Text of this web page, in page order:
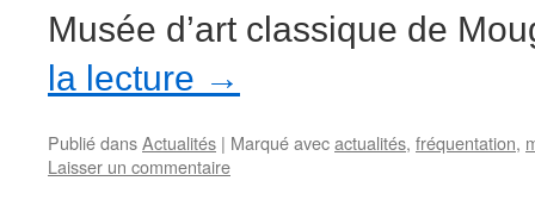
Musée d’art classique de
la lecture →
Publié dansActualités | Marqué avecactualités, fréquentation,
Laisser un commentaire